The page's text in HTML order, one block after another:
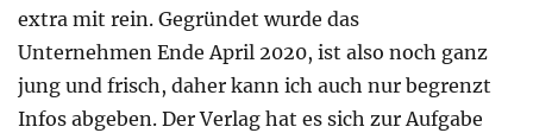
extra mit rein. Gegründet wurde das
Unternehmen Ende April 2020, ist also noch ganz
jung und frisch, daher kann ich auch nur begrenzt
Infos abgeben. Der Verlag hat es sich zur Aufgabe